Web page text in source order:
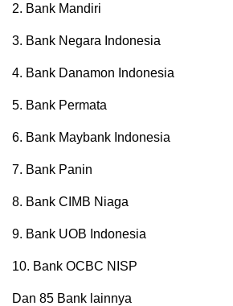
2. Bank Mandiri
3. Bank Negara Indonesia
4. Bank Danamon Indonesia
5. Bank Permata
6. Bank Maybank Indonesia
7. Bank Panin
8. Bank CIMB Niaga
9. Bank UOB Indonesia
10. Bank OCBC NISP
Dan 85 Bank lainnya